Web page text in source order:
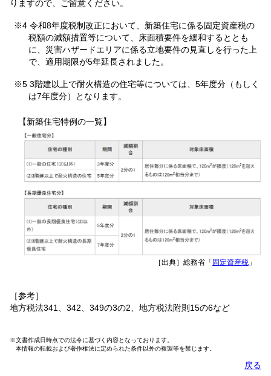
りますので、ご留意ください。
※4 令和8年度税制改正において、新築住宅に係る固定資産税の
税額の減額措置等について、床面積要件を緩和するととも
に、災害ハザードエリアに係る立地要件の見直しを行った上
で、適用期限が5年延長されました。
※5 3階建以上で耐火構造の住宅等については、5年度分（もしく
は7年度分）となります。
【新築住宅特例の一覧】
［出典］総務省「 固定資産税 」
［参考］
地方税法341、342、349の3の2、地方税法附則15の6など
※文書作成日時点での法令に基づく内容となっております。
本情報の転載および著作権法に定められた条件以外の複製等を禁じます。
戻る